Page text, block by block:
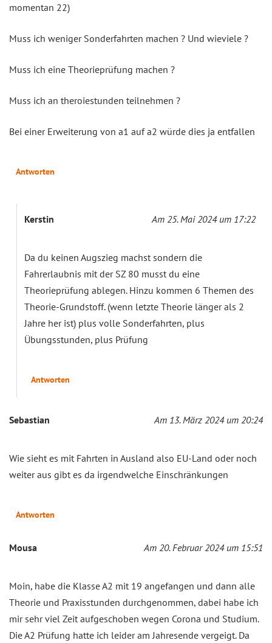
momentan 22)
Muss ich weniger Sonderfahrten machen ? Und wieviele ?
Muss ich eine Theorieprüfung machen ?
Muss ich an theroiestunden teilnehmen ?
Bei einer Erweiterung von a1 auf a2 würde dies ja entfallen
Antworten
Kerstin Am 25. Mai 2024 um 17:22
Da du keinen Augszieg machst sondern die
Fahrerlaubnis mit der SZ 80 musst du eine
Theorieprüfung ablegen. Hinzu kommen 6 Themen des
Theorie-Grundstoff. (wenn letzte Theorie länger als 2
Jahre her ist) plus volle Sonderfahrten, plus
Übungsstunden, plus Prüfung
Antworten
Sebastian Am 13. März 2024 um 20:24
Wie sieht es mit Fahrten in Ausland also EU-Land oder noch
weiter aus gibt es da irgendwelche Einschränkungen
Antworten
Mousa Am 20. Februar 2024 um 15:51
Moin, habe die Klasse A2 mit 19 angefangen und dann alle
Theorie und Praxisstunden durchgenommen, dabei habe ich
mir sehr viel Zeit aufgeschoben wegen Corona und Studium.
Die A2 Prüfung hatte ich leider am Jahresende vergeigt. Da